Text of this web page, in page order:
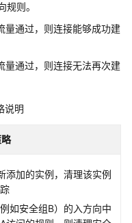
则。
量通过，则连接能够成功建
量通过，则连接无法再次建
说明
添加的实例，清理该实例
如安全组B）的入方向中